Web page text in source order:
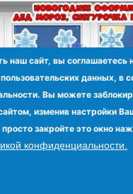
наш сайт, вы соглашаетесь
данных, в
Вы можете
изменив настройки
закройте это окно
конфиденциальности.